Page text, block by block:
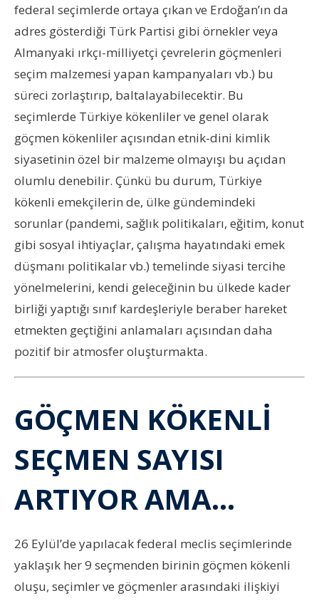
federal seçimlerde ortaya çıkan ve Erdoğan’ın da
adres gösterdiği Türk Partisi gibi örnekler veya
Almanyaki ırkçı-milliyetçi çevrelerin göçmenleri
seçim malzemesi yapan kampanyaları vb.) bu
süreci zorlaştırıp, baltalayabilecektir. Bu
seçimlerde Türkiye kökenliler ve genel olarak
göçmen kökenliler açısından etnik-dini kimlik
siyasetinin özel bir malzeme olmayışı bu açıdan
olumlu denebilir. Çünkü bu durum, Türkiye
kökenli emekçilerin de, ülke gündemindeki
sorunlar (pandemi, sağlık politikaları, eğitim, konut
gibi sosyal ihtiyaçlar, çalışma hayatındaki emek
düşmanı politikalar vb.) temelinde siyasi tercihe
yönelmelerini, kendi geleceğinin bu ülkede kader
birliği yaptığı sınıf kardeşleriyle beraber hareket
etmekten geçtiğini anlamaları açısından daha
pozitif bir atmosfer oluşturmakta.
GÖÇMEN KÖKENLİ
SEÇMEN SAYISI
ARTIYOR AMA…
26 Eylül’de yapılacak federal meclis seçimlerinde
yaklaşık her 9 seçmenden birinin göçmen kökenli
oluşu, seçimler ve göçmenler arasındaki ilişkiyi